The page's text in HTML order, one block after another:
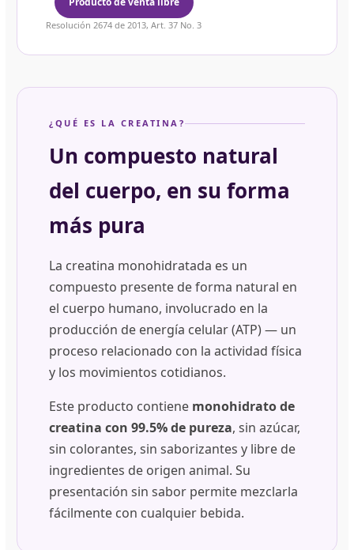
Resolución 2674 de 2013, Art. 37 No. 3
¿QUÉ ES LA CREATINA?
Un compuesto natural
del cuerpo, en su forma
más pura
La creatina monohidratada es un
compuesto presente de forma natural en
el cuerpo humano, involucrado en la
producción de energía celular (ATP) — un
proceso relacionado con la actividad física
y los movimientos cotidianos.
Este producto contiene monohidrato de
creatina con 99.5% de pureza, sin azúcar,
sin colorantes, sin saborizantes y libre de
ingredientes de origen animal. Su
presentación sin sabor permite mezclarla
fácilmente con cualquier bebida.